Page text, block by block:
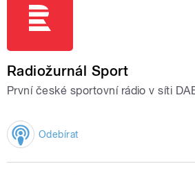
Radiožurnál Sport
Odebírat